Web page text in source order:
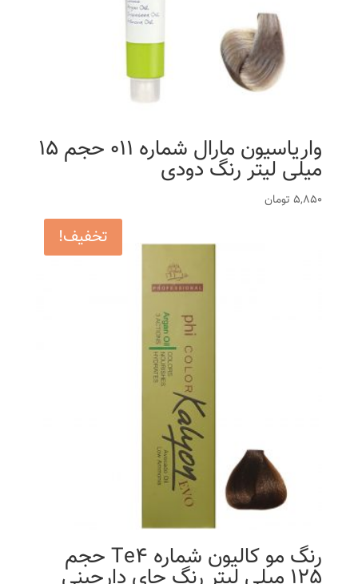
واریاسیون مارال شماره 011 حجم 15
میلی لیتر رنگ دودی
5,850 تومان
تخفیف!
رنگ مو کالیون شماره Te4 حجم